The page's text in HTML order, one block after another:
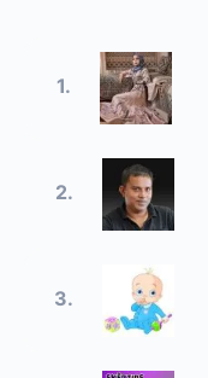
1.
2.
3.